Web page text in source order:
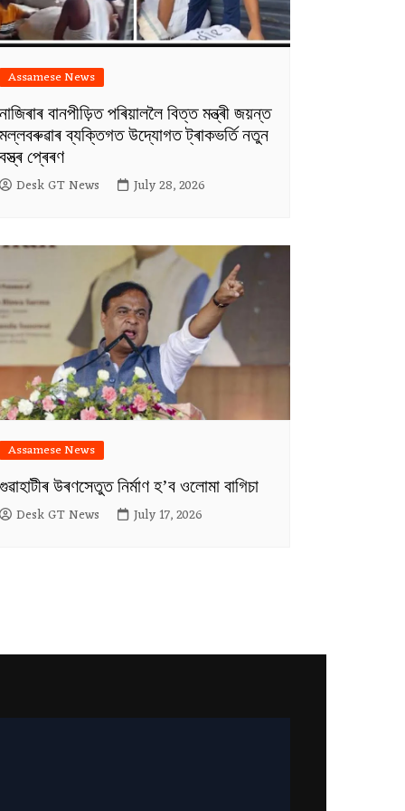
Assamese News
বানপীড়িত পৰিয়াললৈ বিত্ত মন্ত্ৰী জয়ন্ত
ব্যক্তিগত উদ্যোগত ট্ৰাকভৰ্তি নতুন
প্ৰেৰণ
Desk GT News July 28, 2026
Assamese News
উৰণসেতুত নিৰ্মাণ হ’ব ওলোমা বাগিচা
Desk GT News July 17, 2026